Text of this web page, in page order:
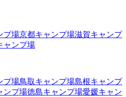
プ場京都キャンプ場滋賀キャンプ
ャンプ場
プ場鳥取キャンプ場島根キャンプ
ンプ場徳島キャンプ場愛媛キャン